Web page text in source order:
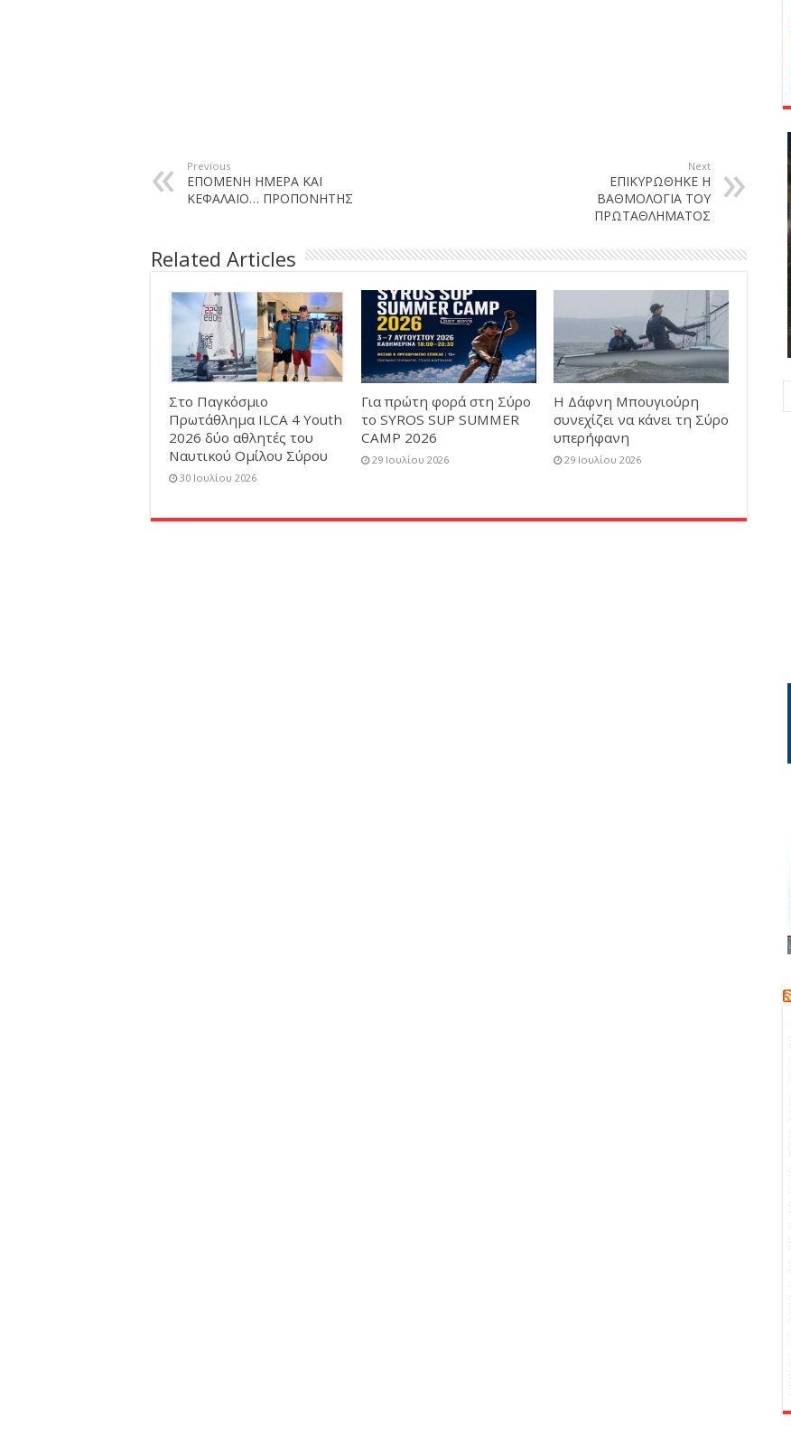
Previous
ΕΠΟΜΕΝΗ ΗΜΕΡΑ ΚΑΙ
ΚΕΦΑΛΑΙΟ… ΠΡΟΠΟΝΗΤΗΣ
Next
ΕΠΙΚΥΡΩΘΗΚΕ Η
ΒΑΘΜΟΛΟΓΙΑ ΤΟΥ
ΠΡΩΤΑΘΛΗΜΑΤΟΣ
Related Articles
Στο Παγκόσμιο
Πρωτάθλημα ILCA 4 Youth
2026 δύο αθλητές του
Ναυτικού Ομίλου Σύρου
30 Ιουλίου 2026
Για πρώτη φορά στη Σύρο
το SYROS SUP SUMMER
CAMP 2026
29 Ιουλίου 2026
Η Δάφνη Μπουγιούρη
συνεχίζει να κάνει τη Σύρο
υπερήφανη
29 Ιουλίου 2026